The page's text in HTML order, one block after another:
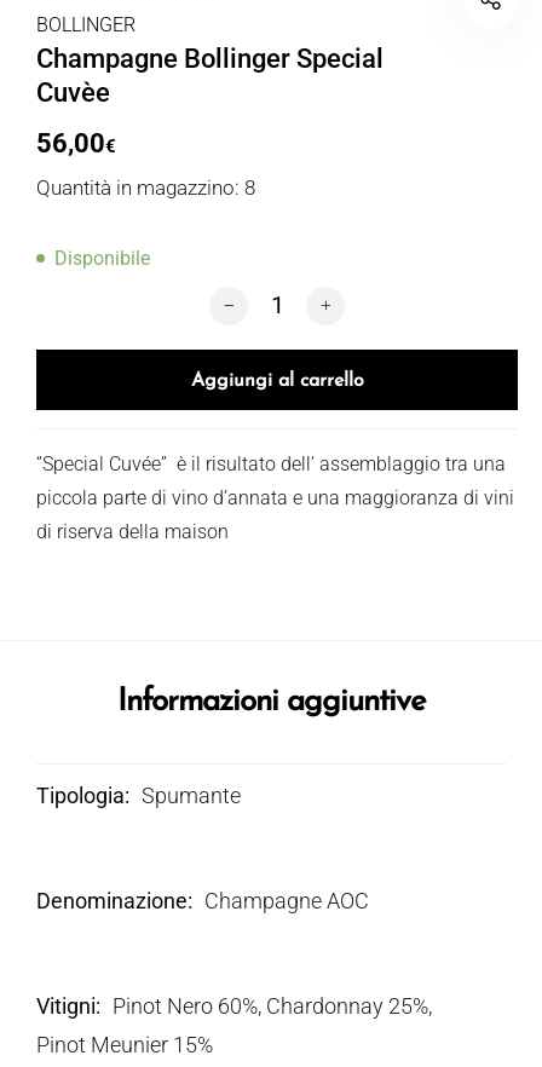
BOLLINGER
Champagne Bollinger Special
Cuvèe
56,00€
Quantità in magazzino: 8
Disponibile
Champagne Bollinger Special Cuvèe
Aggiungi al carrello
“Special Cuvée” è il risultato dell’ assemblaggio tra una
piccola parte di vino d’annata e una maggioranza di vini
di riserva della maison
Informazioni aggiuntive
Tipologia Spumante
Denominazione Champagne AOC
Vitigni
Pinot Nero 60%, Chardonnay 25%,
Pinot Meunier 15%